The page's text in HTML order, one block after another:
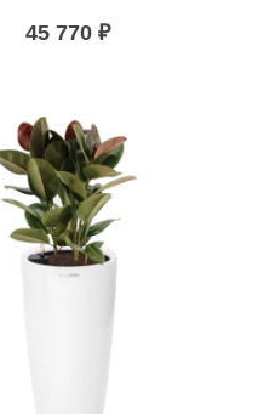
45 770₽